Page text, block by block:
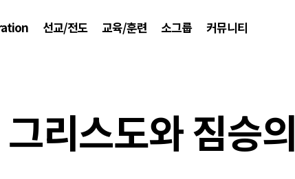
선교/전도 교육/훈련 소그룹 커뮤니티
리스도와 짐승의